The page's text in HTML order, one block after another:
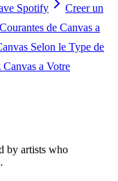
Spotify
Creer un
de Canvas a
Selon le Type de
a Votre
by artists who